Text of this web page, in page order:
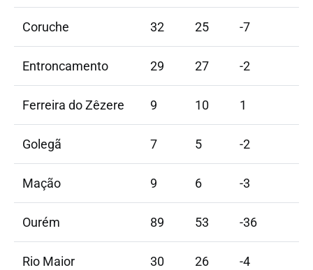
Coruche 32 25 -7
Entroncamento 29 27 -2
Ferreira do Zêzere 9 10 1
Golegã 7 5 -2
Mação 9 6 -3
Ourém 89 53 -36
Rio Maior 30 26 -4